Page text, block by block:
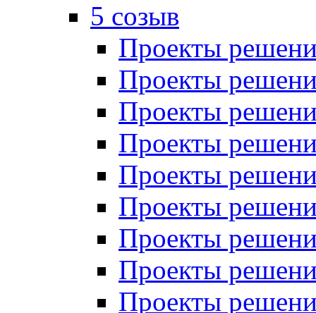
5 созыв
Проекты
Проекты
Проекты
Проекты
Проекты
Проекты
Проекты
Проекты
Проекты